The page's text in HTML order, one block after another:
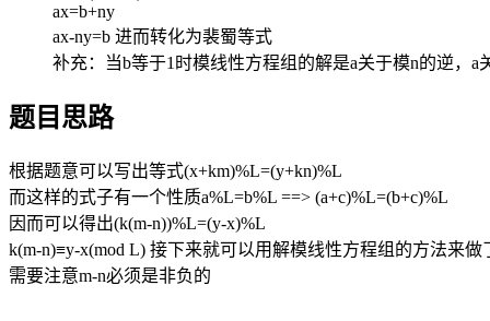
ax=b+ny
ax-ny=b 进而转化为裴蜀等式
补充：当b等于1时模线性方程组的解是a关于模n的逆，
题目思路
根据题意可以写出等式(x+km)%L=(y+kn)%L
而这样的式子有一个性质a%L=b%L ==> (a+c)%L=(b+c)%L
因而可以得出(k(m-n))%L=(y-x)%L
k(m-n)≡y-x(mod L) 接下来就可以用解模线性方程组的方法来做
需要注意m-n必须是非负的